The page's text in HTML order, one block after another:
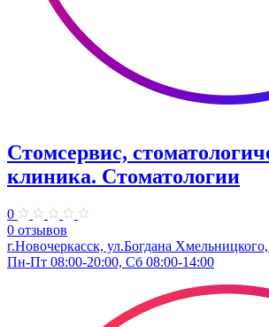
Стомсервис,
клиника. Стоматологии
0
0 отзывов
г.Новочеркасск, ул.Богдана
Пн-Пт 08:00-20:00, Сб 08:00-14:00